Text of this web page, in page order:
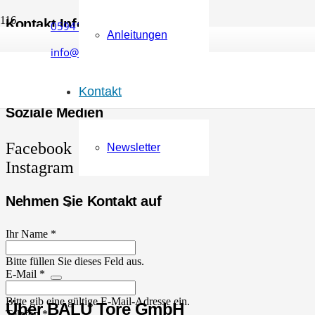
05941 / 20 566 10
info@balu-tore.de
Anleitungen
Kontakt
Newsletter
Kontakt Informationen
BALU Tore GmbH, Dietrich-Borggreve-Straße 24, 49828
Soziale Medien
Facebook
Instagram
Nehmen Sie Kontakt auf
Ihr Name *
Bitte füllen Sie dieses Feld aus.
E-Mail *
Bitte gib eine gültige E-Mail-Adresse ein.
Über BALU Tore GmbH